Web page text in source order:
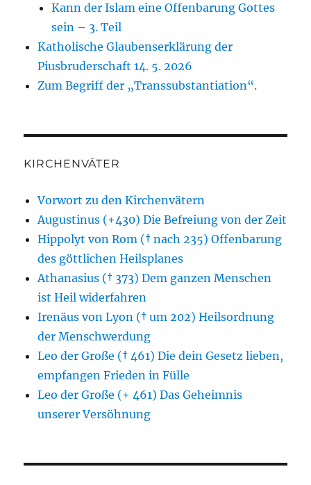
Kann der Islam eine Offenbarung Gottes
sein – 3. Teil
Katholische Glaubenserklärung der
Piusbruderschaft 14. 5. 2026
Zum Begriff der „Transsubstantiation“.
KIRCHENVÄTER
Vorwort zu den Kirchenvätern
Augustinus (+430) Die Befreiung von der Zeit
Hippolyt von Rom († nach 235) Offenbarung
des göttlichen Heilsplanes
Athanasius († 373) Dem ganzen Menschen
ist Heil widerfahren
Irenäus von Lyon († um 202) Heilsordnung
der Menschwerdung
Leo der Große († 461) Die dein Gesetz lieben,
empfangen Frieden in Fülle
Leo der Große (+ 461) Das Geheimnis
unserer Versöhnung